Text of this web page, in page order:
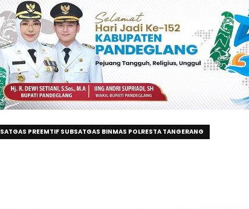
SATGAS PREEMTIF SUBSATGAS BINMAS POLRESTA TANGERANG